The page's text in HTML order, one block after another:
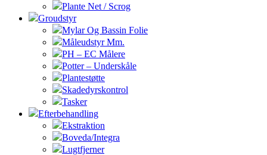
Plante Net / Scrog
Groudstyr
Mylar Og Bassin Folie
Måleudstyr Mm.
PH – EC Målere
Potter – Underskåle
Plantestøtte
Skadedyrskontrol
Tasker
Efterbehandling
Ekstraktion
Boveda/Integra
Lugtfjerner